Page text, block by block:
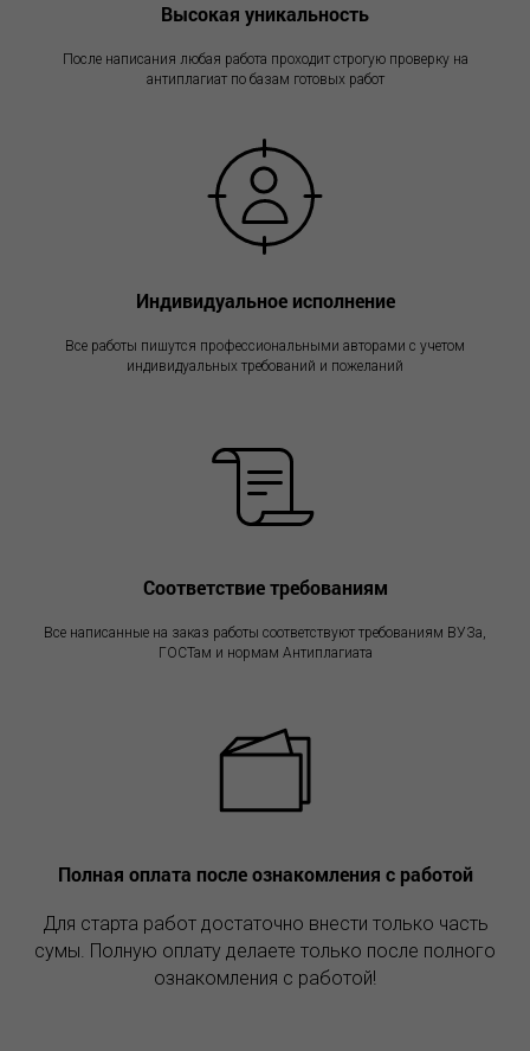
Высокая уникальность
После написания любая работа проходит строгую проверку на
антиплагиат по базам готовых работ
Индивидуальное исполнение
Все работы пишутся профессиональными авторами с учетом
индивидуальных требований и пожеланий
Соответствие требованиям
Все написанные на заказ работы соответствуют требованиям ВУЗа,
ГОСТам и нормам Антиплагиата
Полная оплата после ознакомления с работой
Для старта работ достаточно внести только часть
сумы. Полную оплату делаете только после полного
ознакомления с работой!